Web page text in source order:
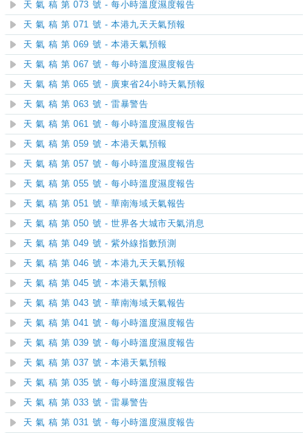
天 氣 稿 第 073 號 - 每小時溫度濕度報告
天 氣 稿 第 071 號 - 本港九天天氣預報
天 氣 稿 第 069 號 - 本港天氣預報
天 氣 稿 第 067 號 - 每小時溫度濕度報告
天 氣 稿 第 065 號 - 廣東省24小時天氣預報
天 氣 稿 第 063 號 - 雷暴警告
天 氣 稿 第 061 號 - 每小時溫度濕度報告
天 氣 稿 第 059 號 - 本港天氣預報
天 氣 稿 第 057 號 - 每小時溫度濕度報告
天 氣 稿 第 055 號 - 每小時溫度濕度報告
天 氣 稿 第 051 號 - 華南海域天氣報告
天 氣 稿 第 050 號 - 世界各大城市天氣消息
天 氣 稿 第 049 號 - 紫外線指數預測
天 氣 稿 第 046 號 - 本港九天天氣預報
天 氣 稿 第 045 號 - 本港天氣預報
天 氣 稿 第 043 號 - 華南海域天氣報告
天 氣 稿 第 041 號 - 每小時溫度濕度報告
天 氣 稿 第 039 號 - 每小時溫度濕度報告
天 氣 稿 第 037 號 - 本港天氣預報
天 氣 稿 第 035 號 - 每小時溫度濕度報告
天 氣 稿 第 033 號 - 雷暴警告
天 氣 稿 第 031 號 - 每小時溫度濕度報告